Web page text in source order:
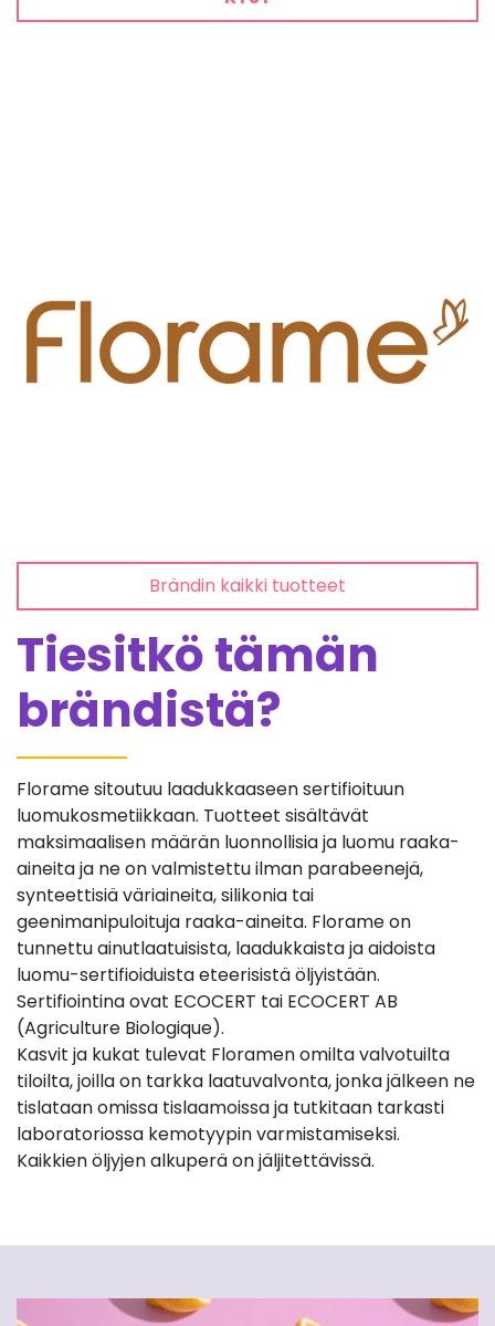
Brändin kaikki tuotteet
Tiesitkö tämän
brändistä?
Florame sitoutuu laadukkaaseen sertifioituun
luomukosmetiikkaan. Tuotteet sisältävät
maksimaalisen määrän luonnollisia ja luomu raaka-
aineita ja ne on valmistettu ilman parabeenejä,
synteettisiä väriaineita, silikonia tai
geenimanipuloituja raaka-aineita. Florame on
tunnettu ainutlaatuisista, laadukkaista ja aidoista
luomu-sertifioiduista eteerisistä öljyistään.
Sertifiointina ovat ECOCERT tai ECOCERT AB
(Agriculture Biologique).
Kasvit ja kukat tulevat Floramen omilta valvotuilta
tiloilta, joilla on tarkka laatuvalvonta, jonka jälkeen ne
tislataan omissa tislaamoissa ja tutkitaan tarkasti
laboratoriossa kemotyypin varmistamiseksi.
Kaikkien öljyjen alkuperä on jäljitettävissä.